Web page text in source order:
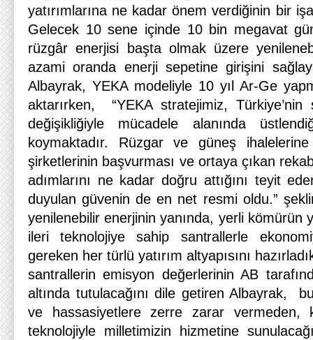
yatırımlarına ne kadar önem verdiğinin bir
Gelecek 10 sene içinde 10 bin megavat
rüzgâr enerjisi başta olmak üzere
azami oranda enerji sepetine girişini
Albayrak, YEKA modeliyle 10 yıl Ar-Ge
aktarırken, “YEKA stratejimiz, Türkiye’nin
değişikliğiyle mücadele alanında
koymaktadır. Rüzgar ve güneş
şirketlerinin başvurması ve ortaya çıkan
adımlarını ne kadar doğru attığını teyit
duyulan güvenin de en net resmi oldu.”
yenilenebilir enerjinin yanında, yerli kömürün
ileri teknolojiye sahip santrallerle
gereken her türlü yatırım altyapısını
santrallerin emisyon değerlerinin AB
altında tutulacağını dile getiren Albayrak,
ve hassasiyetlere zerre zarar vermeden,
teknolojiyle milletimizin hizmetine